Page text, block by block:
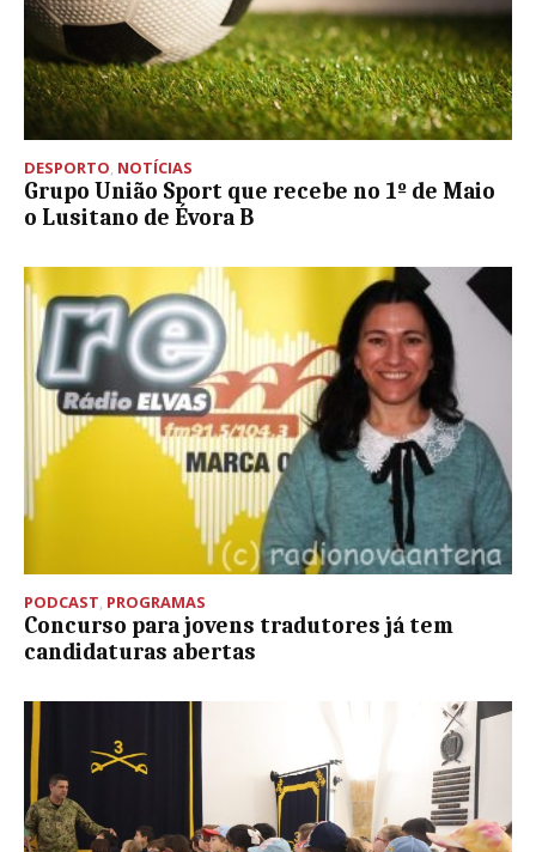
DESPORTO, NOTÍCIAS
Grupo União Sport que recebe no 1º de Maio
o Lusitano de Évora B
PODCAST, PROGRAMAS
Concurso para jovens tradutores já tem
candidaturas abertas